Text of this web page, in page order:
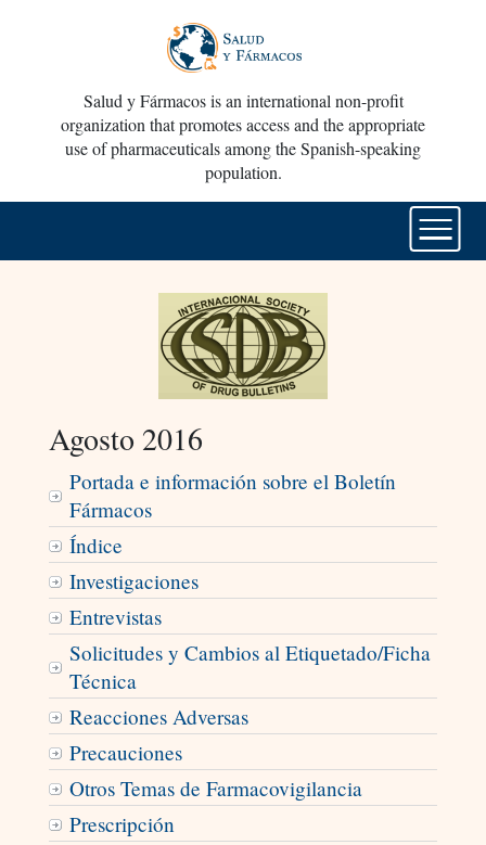
Salud y Fármacos is an international non-profit
organization that promotes access and the appropriate
use of pharmaceuticals among the Spanish-speaking
population.
Agosto 2016
Portada e información sobre el Boletín
Fármacos
Índice
Investigaciones
Entrevistas
Solicitudes y Cambios al Etiquetado/Ficha
Técnica
Reacciones Adversas
Precauciones
Otros Temas de Farmacovigilancia
Prescripción